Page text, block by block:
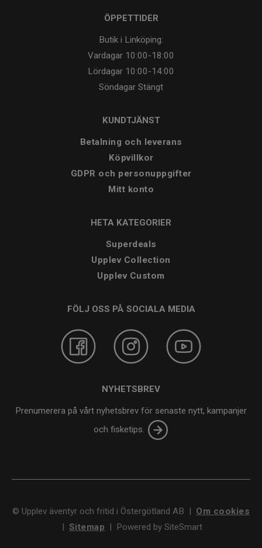
ÖPPETTIDER
Butik i Linköping:
Vardagar 10:00-18:00
Lördagar 10:00-14:00
Söndagar Stängt
KUNDTJÄNST
Betalning och leverans
Köpvillkor
GDPR och personuppgifter
Mitt konto
HETA KATEGORIER
Superdeals
Upplev Collection
Upplev Custom
FÖLJ OSS PÅ SOCIALA MEDIA
NYHETSBREV
Prenumerera på vårt nyhetsbrev för senaste nytt, kampanjer
och fisketips.
© Upplev äventyr och fritid i Östergötland AB | Om cookies
| Sitemap | Powered by SiteSmart